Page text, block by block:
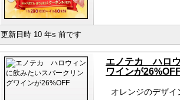
更新日時 10 年s 前です
エノテカ ハロ
ワインが
オレンジのデザ